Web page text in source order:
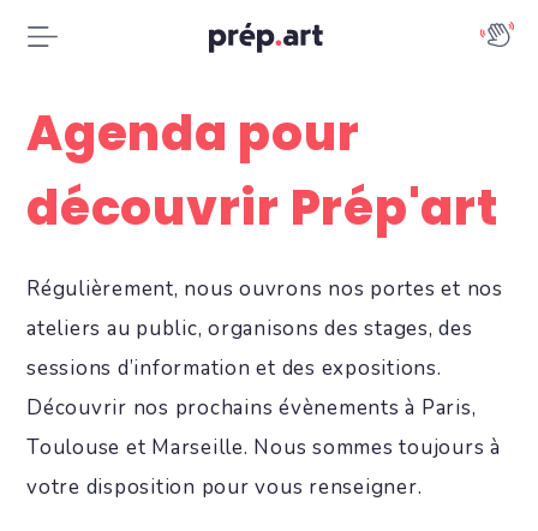
Agenda pour
découvrir Prép'art
Régulièrement, nous ouvrons nos portes et nos
ateliers au public, organisons des stages, des
sessions d’information et des expositions.
Découvrir nos prochains évènements à Paris,
Toulouse et Marseille. Nous sommes toujours à
votre disposition pour vous renseigner.